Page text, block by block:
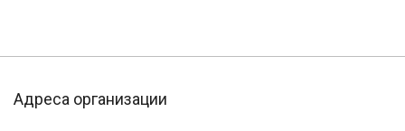
Адреса организации